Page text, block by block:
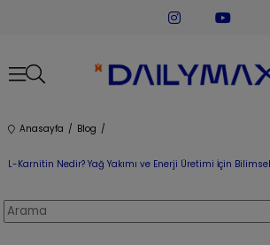
Anasayfa Blog
L-Karnitin Nedir? Yağ Yakımı ve Enerji Üretimi İçin